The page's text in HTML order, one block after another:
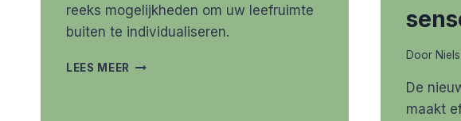
reeks mogelijkheden om uw leefruimte
buiten te individualiseren.
LEES MEER HET
Door
De
maakt